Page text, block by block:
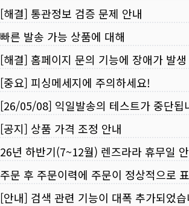
[해결] 통관정보 검증 문제 안내
빠른 발송 가능 상품에 대해
[해결] 홈페이지 문의 기능에 장애가 발
[중요] 피싱메세지에 주의하세요!
[26/05/08] 익일발송의 테스트가 중단됩
[공지] 상품 가격 조정 안내
26년 하반기(7~12월) 렌즈라라 휴무일
주문 후 주문이력에 주문이 정상적으로
[안내] 검색 관련 기능이 대폭 추가되었